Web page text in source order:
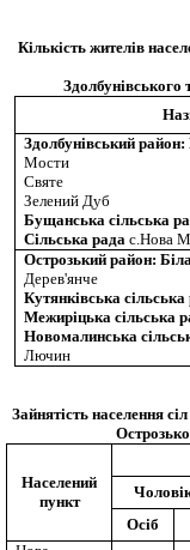
Кількість жителів
Здолбунівського
Здолбунівський
Мости
Святе
Зелений Дуб
Бущанська сільська
Сільська рада с.Нова
Острозький район:
Дерев'янче
Кутянківська сільська
Межиріцька сільська
Новомалинська
Лючин
Зайнятість населення
Населений
пункт
Осіб